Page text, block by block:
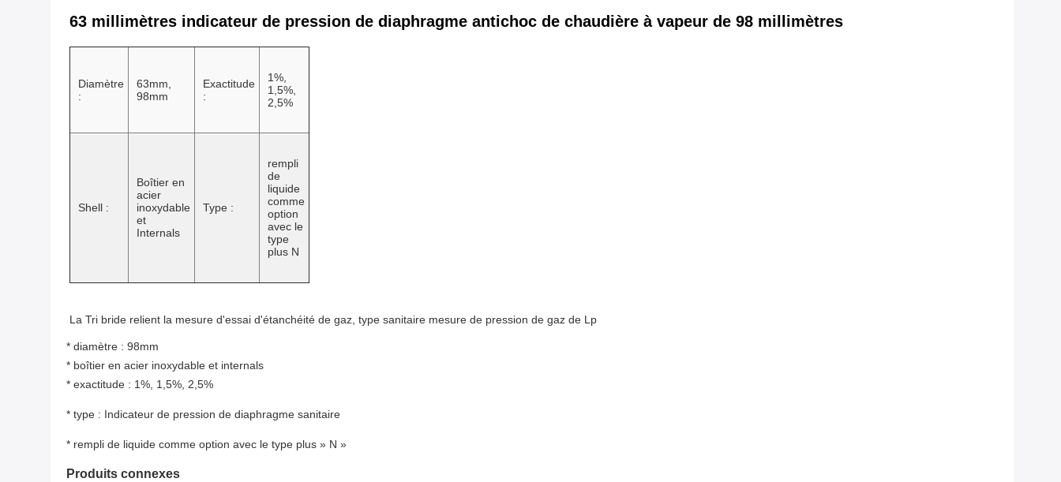
63 millimètres indicateur de pression de diaphragme antichoc de chaudière à vapeur de 98 millimètres
Diamètre
:
63mm,
98mm
Exactitude
:
1%,
1,5%,
2,5%
Shell :
Boîtier en
acier
inoxydable
et
Internals
Type :
rempli
de
liquide
comme
option
avec le
type
plus N
La Tri bride relient la mesure d'essai d'étanchéité de gaz, type sanitaire mesure de pression de gaz de Lp
* diamètre : 98mm
* boîtier en acier inoxydable et internals
* exactitude : 1%, 1,5%, 2,5%
* type : Indicateur de pression de diaphragme sanitaire
* rempli de liquide comme option avec le type plus » N »
Produits connexes